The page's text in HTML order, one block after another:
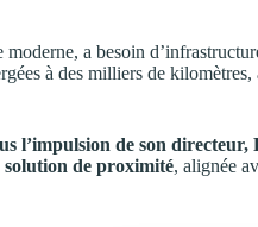
a besoin
à des milliers de
l’impulsion de son directeur,
solution de proximité, alignée